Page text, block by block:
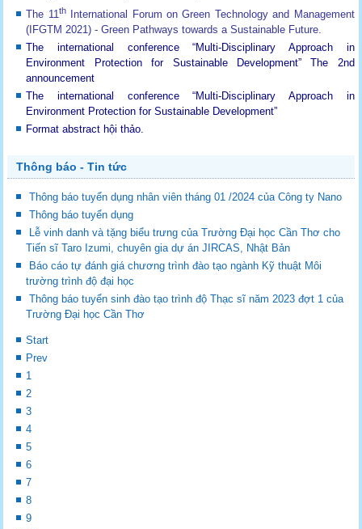
The 11thInternational Forum on Green Technology and Management
(IFGTM 2021) - Green Pathways towards a Sustainable Future.
The international conference “Multi-Disciplinary Approach in
Environment Protection for Sustainable Development”The 2nd
announcement
The international conference “Multi-Disciplinary Approach in
Environment Protection for Sustainable Development”
Format abstract hội thảo.
Thông báo - Tin tức
Thông báo tuyển dụng nhân viên tháng 01 /2024 của Công ty Nano
Thông báo tuyển dụng
Lễ vinh danh và tặng biểu trưng của Trường Đại học Cần Thơ cho
Tiến sĩ Taro Izumi, chuyên gia dự án JIRCAS, Nhật Bản
Báo cáo tự đánh giá chương trình đào tạo ngành Kỹ thuật Môi
trường trình độ đại học
Thông báo tuyển sinh đào tạo trình độ Thạc sĩ năm 2023 đợt 1 của
Trường Đại học Cần Thơ
Start
Prev
1
2
3
4
5
6
7
8
9